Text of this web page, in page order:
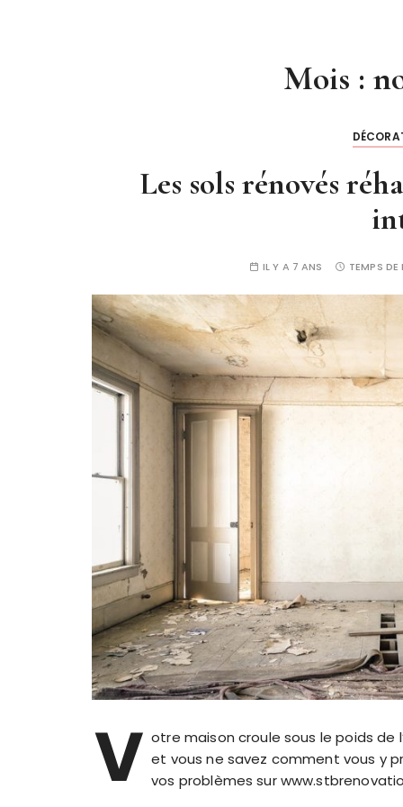
Mois :
Les sols rénovés
IL Y A 7 ANS TEMPS DE
V otre maison croule sous le poids de
et vous ne savez comment vous y
vos problèmes sur